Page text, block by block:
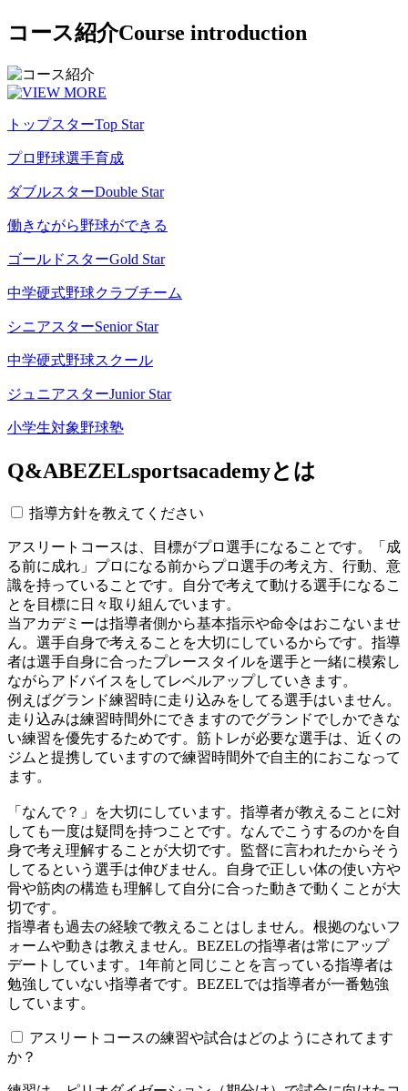
コース紹介Course introduction
トップスターTop Star
プロ野球選手育成
ダブルスターDouble Star
働きながら野球ができる
ゴールドスターGold Star
中学硬式野球クラブチーム
シニアスターSenior Star
中学硬式野球スクール
ジュニアスターJunior Star
小学生対象野球塾
Q&ABEZELsportsacademyとは
指導方針を教えてください
アスリートコースは、目標がプロ選手になることです。「成
る前に成れ」プロになる前からプロ選手の考え方、行動、意
識を持っていることです。自分で考えて動ける選手になるこ
とを目標に日々取り組んでいます。
当アカデミーは指導者側から基本指示や命令はおこないませ
ん。選手自身で考えることを大切にしているからです。指導
者は選手自身に合ったプレースタイルを選手と一緒に模索し
ながらアドバイスをしてレベルアップしていきます。
例えばグランド練習時に走り込みをしてる選手はいません。
走り込みは練習時間外にできますのでグランドでしかできな
い練習を優先するためです。筋トレが必要な選手は、近くの
ジムと提携していますので練習時間外で自主的におこなって
ます。
「なんで？」を大切にしています。指導者が教えることに対
しても一度は疑問を持つことです。なんでこうするのかを自
身で考え理解することが大切です。監督に言われたからそう
してるという選手は伸びません。自身で正しい体の使い方や
骨や筋肉の構造も理解して自分に合った動きで動くことが大
切です。
指導者も過去の経験で教えることはしません。根拠のないフ
ォームや動きは教えません。BEZELの指導者は常にアップ
デートしています。1年前と同じことを言っている指導者は
勉強していない指導者です。BEZELでは指導者が一番勉強
しています。
アスリートコースの練習や試合はどのようにされてます
か？